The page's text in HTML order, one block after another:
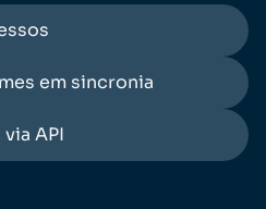
em sincronia
API